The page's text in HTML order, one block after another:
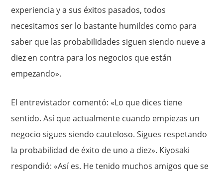
experiencia y a sus éxitos pasados, todos
necesitamos ser lo bastante humildes como para
saber que las probabilidades siguen siendo nueve a
diez en contra para los negocios que están
empezando».
El entrevistador comentó: «Lo que dices tiene
sentido. Así que actualmente cuando empiezas un
negocio sigues siendo cauteloso. Sigues respetando
la probabilidad de éxito de uno a diez». Kiyosaki
respondió: «Así es. He tenido muchos amigos que se